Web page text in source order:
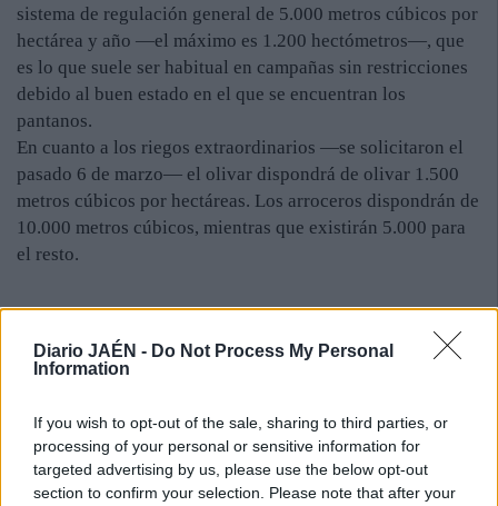
Diario JAÉN - Do Not Process My Personal
Information
If you wish to opt-out of the sale, sharing to third parties, or
processing of your personal or sensitive information for
targeted advertising by us, please use the below opt-out
section to confirm your selection. Please note that after your
sistema de regulación general de 5.000 metros cúbicos por
hectárea y año —el máximo es 1.200 hectómetros—, que
es lo que suele ser habitual en campañas sin restricciones
debido al buen estado en el que se encuentran los
pantanos.
En cuanto a los riegos extraordinarios —se solicitaron el
pasado 6 de marzo— el olivar dispondrá de olivar 1.500
metros cúbicos por hectáreas. Los arroceros dispondrán de
10.000 metros cúbicos, mientras que existirán 5.000 para
el resto.
la Confederación, el gran problema para abrir el grifo no
será el agua, sino la factura de la energía. Las fincas
toman el recurso de los cauces y lo llevan hasta los
árboles. Sin energía, no llega el agua. De ahí que habrá
que hacer cuentas con la factura.